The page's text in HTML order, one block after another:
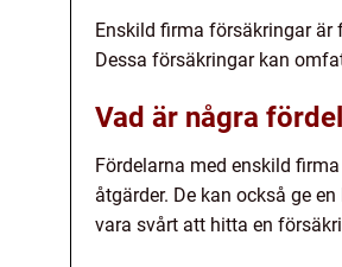
Enskild firma försäkringar är
Dessa försäkringar kan
Vad är några
Fördelarna med enskild
åtgärder. De kan också ge
vara svårt att hitta en